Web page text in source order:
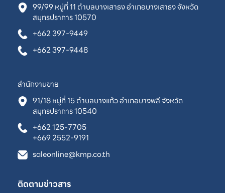
99/99 หมู่ที่ 11 ตำบลบางเสาธง อำเภอบางเสาธง จังหวัด
สมุทรปราการ 10570
+662 397-9449
+662 397-9448
สำนักงานขาย
91/18 หมู่ที่ 15 ตำบลบางแก้ว อำเภอบางพลี จังหวัด
สมุทรปราการ 10540
+662 125-7705
+669 2552-9191
saleonline@kmp.co.th
ติดตามข่าวสาร